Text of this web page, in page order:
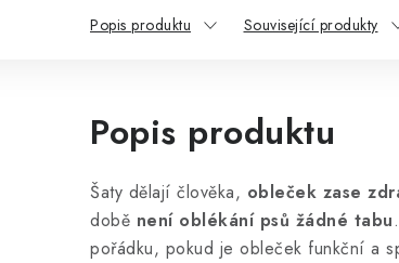
Popis produktu Související produkty
Popis produktu
Šaty dělají člověka, obleček zase
době není oblékání psů žádné tabu
pořádku, pokud je obleček funkční a